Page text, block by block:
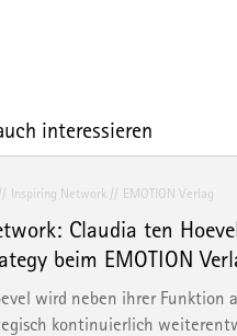
interessieren
Inspiring Network EMOTION Verlag
Claudia ten
beim EMOTION
wird neben ihrer Funktion
kontinuierlich